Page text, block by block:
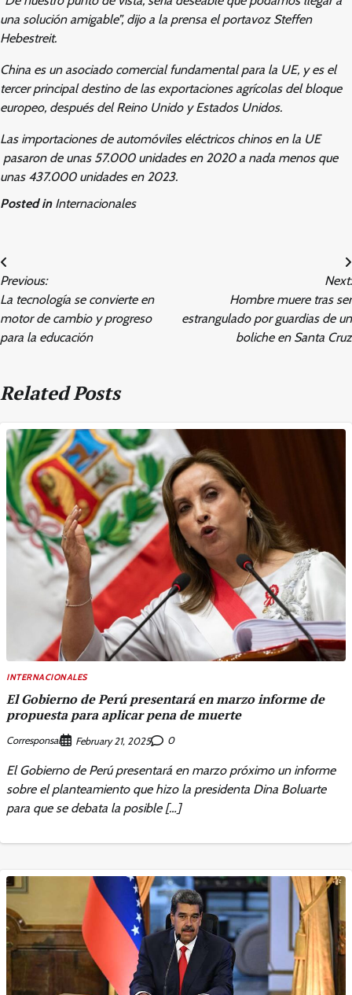
una solución amigable”, dijo a la prensa el portavoz Steffen
Hebestreit.
China es un asociado comercial fundamental para la UE, y es el
tercer principal destino de las exportaciones agrícolas del bloque
europeo, después del Reino Unido y Estados Unidos.
Las importaciones de automóviles eléctricos chinos en la UE
pasaron de unas 57.000 unidades en 2020 a nada menos que
unas 437.000 unidades en 2023.
Posted in Internacionales
Post
navigation
Previous:
La tecnología se convierte en
motor de cambio y progreso
para la educación
Next:
Hombre muere tras ser
estrangulado por guardias de un
boliche en Santa Cruz
Related Posts
INTERNACIONALES
El Gobierno de Perú presentará en marzo informe de
propuesta para aplicar pena de muerte
Corresponsal February 21, 2025 0
El Gobierno de Perú presentará en marzo próximo un informe
sobre el planteamiento que hizo la presidenta Dina Boluarte
para que se debata la posible […]